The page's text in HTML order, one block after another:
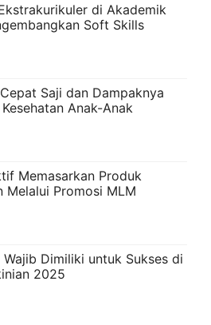
di Akademik
Soft Skills
Saji dan Dampaknya
Anak-Anak
Memasarkan Produk
Melalui Promosi MLM
Dimiliki untuk Sukses di
2025